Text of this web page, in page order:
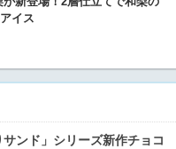
イス
ンド」シリーズ新作チョコ